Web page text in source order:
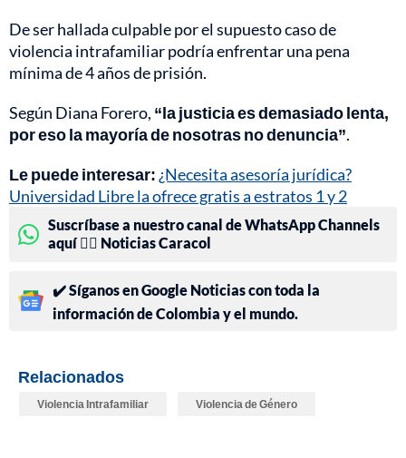
De ser hallada culpable por el supuesto caso de
violencia intrafamiliar podría enfrentar una pena
mínima de 4 años de prisión.
Según Diana Forero, “la justicia es demasiado lenta,
por eso la mayoría de nosotras no denuncia”.
Le puede interesar: ¿Necesita asesoría jurídica?
Universidad Libre la ofrece gratis a estratos 1 y 2
Suscríbase a nuestro canal de WhatsApp Channels
aquí 👉🏻 Noticias Caracol
✔️ Síganos en Google Noticias con toda la
información de Colombia y el mundo.
Relacionados
Violencia Intrafamiliar Violencia de Género